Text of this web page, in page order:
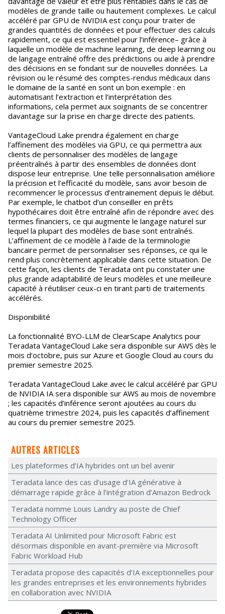
modèles de grande taille ou hautement complexes. Le calcul
accéléré par GPU de NVIDIA est conçu pour traiter de
grandes quantités de données et pour effectuer des calculs
rapidement, ce qui est essentiel pour l’inférence– grâce à
laquelle un modèle de machine learning, de deep learning ou
de langage entraîné offre des prédictions ou aide à prendre
des décisions en se fondant sur de nouvelles données. La
révision ou le résumé des comptes-rendus médicaux dans
le domaine de la santé en sont un bon exemple : en
automatisant l’extraction et l’interprétation des
informations, cela permet aux soignants de se concentrer
davantage sur la prise en charge directe des patients.
VantageCloud Lake prendra également en charge
l’affinement des modèles via GPU, ce qui permettra aux
clients de personnaliser des modèles de langage
préentraînés à partir des ensembles de données dont
dispose leur entreprise. Une telle personnalisation améliore
la précision et l’efficacité du modèle, sans avoir besoin de
recommencer le processus d’entrainement depuis le début.
Par exemple, le chatbot d’un conseiller en prêts
hypothécaires doit être entraîné afin de répondre avec des
termes financiers, ce qui augmente le langage naturel sur
lequel la plupart des modèles de base sont entraînés.
L’affinement de ce modèle à l’aide de la terminologie
bancaire permet de personnaliser ses réponses, ce qui le
rend plus concrètement applicable dans cette situation. De
cette façon, les clients de Teradata ont pu constater une
plus grande adaptabilité de leurs modèles et une meilleure
capacité à réutiliser ceux-ci en tirant parti de traitements
accélérés.
Disponibilité
La fonctionnalité BYO-LLM de ClearScape Analytics pour
Teradata VantageCloud Lake sera disponible sur AWS dès le
mois d’octobre, puis sur Azure et Google Cloud au cours du
premier semestre 2025.
Teradata VantageCloud Lake avec le calcul accéléré par GPU
de NVIDIA IA sera disponible sur AWS au mois de novembre
; les capacités d’inférence seront ajoutées au cours du
quatrième trimestre 2024, puis les capacités d’affinement
au cours du premier semestre 2025.
AUTRES ARTICLES
Les plateformes d’IA hybrides ont un bel avenir
Teradata lance des cas d’usage d’IA générative à
démarrage rapide grâce à l’intégration d’Amazon Bedrock
Teradata nomme Louis Landry au poste de Chief
Technology Officer
Teradata AI Unlimited pour Microsoft Fabric est
désormais disponible en avant-première via Microsoft
Fabric Workload Hub
Teradata propose des capacités d’IA exceptionnelles pour
les grandes entreprises et les environnements hybrides
en collaboration avec NVIDIA